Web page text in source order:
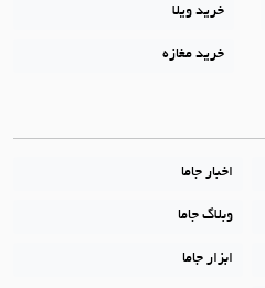
خرید ویلا
خرید مغازه
اخبار جاما
وبلاگ جاما
ابزار جاما